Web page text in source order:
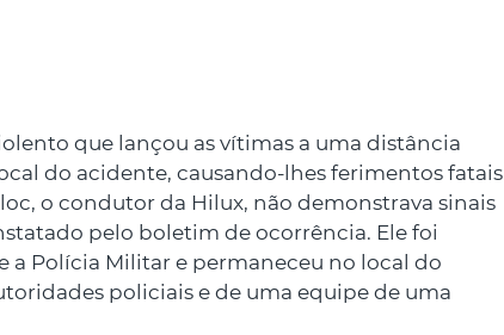
que lançou as vítimas a uma distância
do acidente, causando-lhes ferimentos fatais
o condutor da Hilux, não demonstrava sinais
pelo boletim de ocorrência. Ele foi
Polícia Militar e permaneceu no local do
policiais e de uma equipe de uma